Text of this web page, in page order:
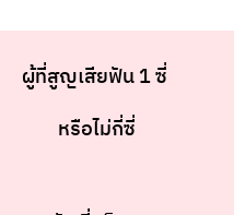
ผู้ที่สูญเสียฟัน 1 ซี่
หรือไม่กี่ซี่